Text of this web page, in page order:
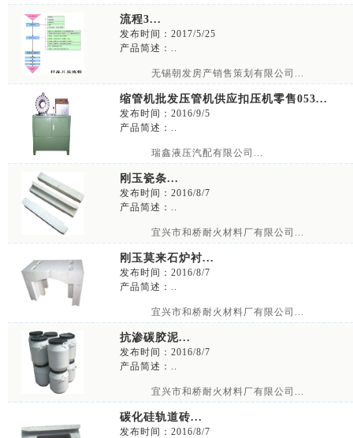
流程3...
发布时间：2017/5/25
产品简述：..
无锡朝发房产销售策划有限公司...
缩管机批发压管机供应扣压机零售053...
发布时间：2016/9/5
产品简述：..
瑞鑫液压汽配有限公司...
刚玉瓷条...
发布时间：2016/8/7
产品简述：..
宜兴市和桥耐火材料厂有限公司...
刚玉莫来石炉衬...
发布时间：2016/8/7
产品简述：..
宜兴市和桥耐火材料厂有限公司...
抗渗碳胶泥...
发布时间：2016/8/7
产品简述：..
宜兴市和桥耐火材料厂有限公司...
碳化硅轨道砖...
发布时间：2016/8/7